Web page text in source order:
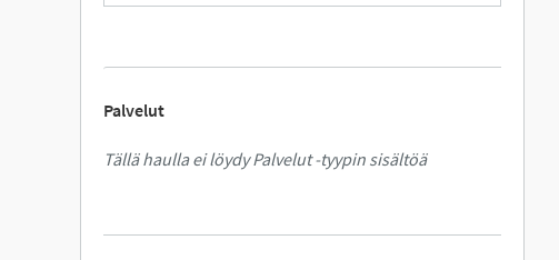
Palvelut
Tällä haulla ei löydy Palvelut -tyypin sisältöä